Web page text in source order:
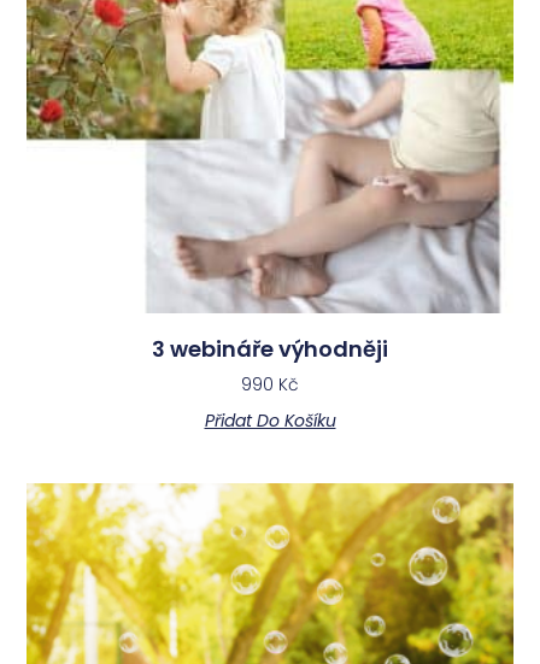
3 webináře výhodněji
990 Kč
Přidat Do Košíku